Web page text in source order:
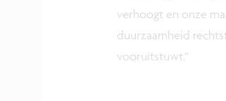
verhoogt en onze
duurzaamheid
vooruitstuwt.”